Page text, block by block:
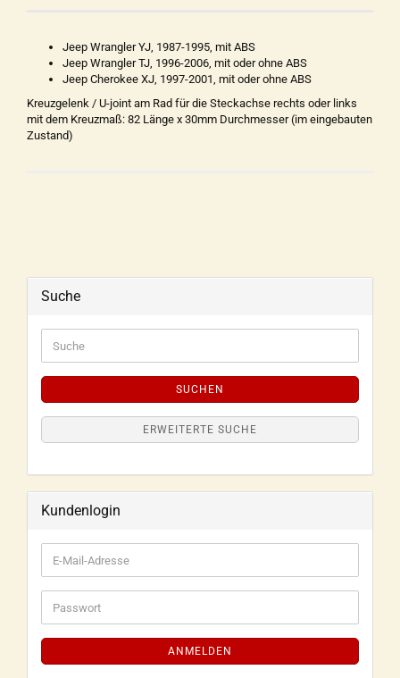
Jeep Wrangler YJ, 1987-1995, mit ABS
Jeep Wrangler TJ, 1996-2006, mit oder ohne ABS
Jeep Cherokee XJ, 1997-2001, mit oder ohne ABS
Kreuzgelenk / U-joint am Rad für die Steckachse rechts oder links
mit dem Kreuzmaß: 82 Länge x 30mm Durchmesser (im eingebauten
Zustand)
Suche
SUCHEN
ERWEITERTE SUCHE
Kundenlogin
ANMELDEN